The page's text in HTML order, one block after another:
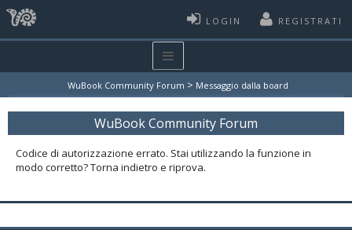
LOGIN REGISTRATI
WuBook Community Forum > Messaggio dalla board
WuBook Community Forum
Codice di autorizzazione errato. Stai utilizzando la funzione in
modo corretto? Torna indietro e riprova.